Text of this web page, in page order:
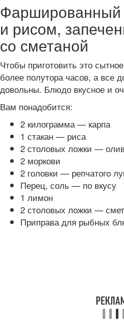
и рисом,
со сметаной
Чтобы приготовить это
более полутора часов, а все
довольны. Блюдо вкусное и
Вам понадобится:
2 килограмма — карпа
1 стакан — риса
2 столовых ложки —
2 моркови
2 головки — репчатого
Перец, соль — по вкусу
1 лимон
2 столовых ложки —
Приправа для рыбных